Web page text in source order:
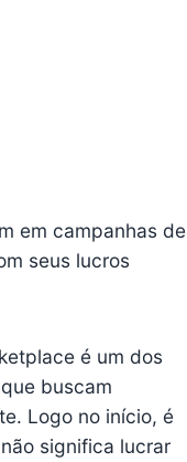
em campanhas de
seus lucros
é um dos
buscam
Logo no início, é
significa lucrar